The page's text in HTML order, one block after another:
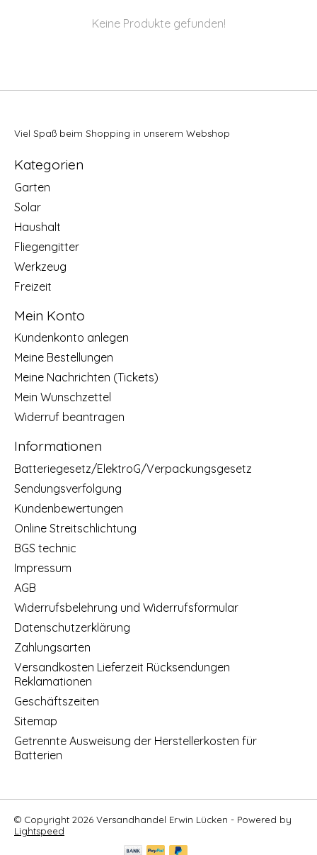
Keine Produkte gefunden!
Viel Spaß beim Shopping in unserem Webshop
Kategorien
Garten
Solar
Haushalt
Fliegengitter
Werkzeug
Freizeit
Mein Konto
Kundenkonto anlegen
Meine Bestellungen
Meine Nachrichten (Tickets)
Mein Wunschzettel
Widerruf beantragen
Informationen
Batteriegesetz/ElektroG/Verpackungsgesetz
Sendungsverfolgung
Kundenbewertungen
Online Streitschlichtung
BGS technic
Impressum
AGB
Widerrufsbelehrung und Widerrufsformular
Datenschutzerklärung
Zahlungsarten
Versandkosten Lieferzeit Rücksendungen
Reklamationen
Geschäftszeiten
Sitemap
Getrennte Ausweisung der Herstellerkosten für
Batterien
© Copyright 2026 Versandhandel Erwin Lücken - Powered by
Lightspeed